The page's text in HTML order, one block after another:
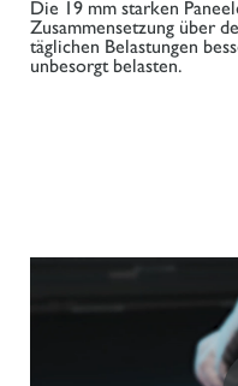
Die 19 mm starken
Zusammensetzung über
täglichen Belastungen
unbesorgt belasten.